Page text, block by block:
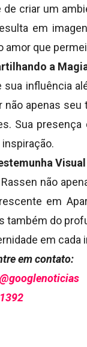
de criar um
em
amor que
a
sua influência
não apenas
Sua
não
em
também do
em cada
em contato:
@googlenoticias